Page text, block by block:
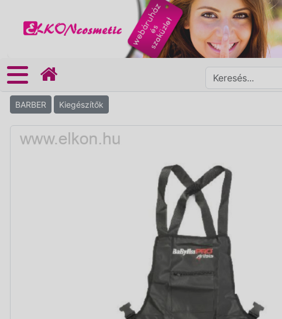
BARBER Kiegészítők